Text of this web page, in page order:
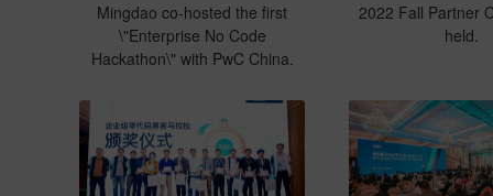
Mingdao co-hosted the first
\"Enterprise No Code
Hackathon\" with PwC China.
2022 Fall Partner
held.